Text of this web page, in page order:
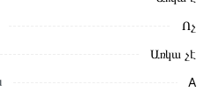
կմշակեն պատվերը և
առաքման
պատվեր տեղադրելը,
նկարագրությունը,
Ոչ
Առկա չէ
A